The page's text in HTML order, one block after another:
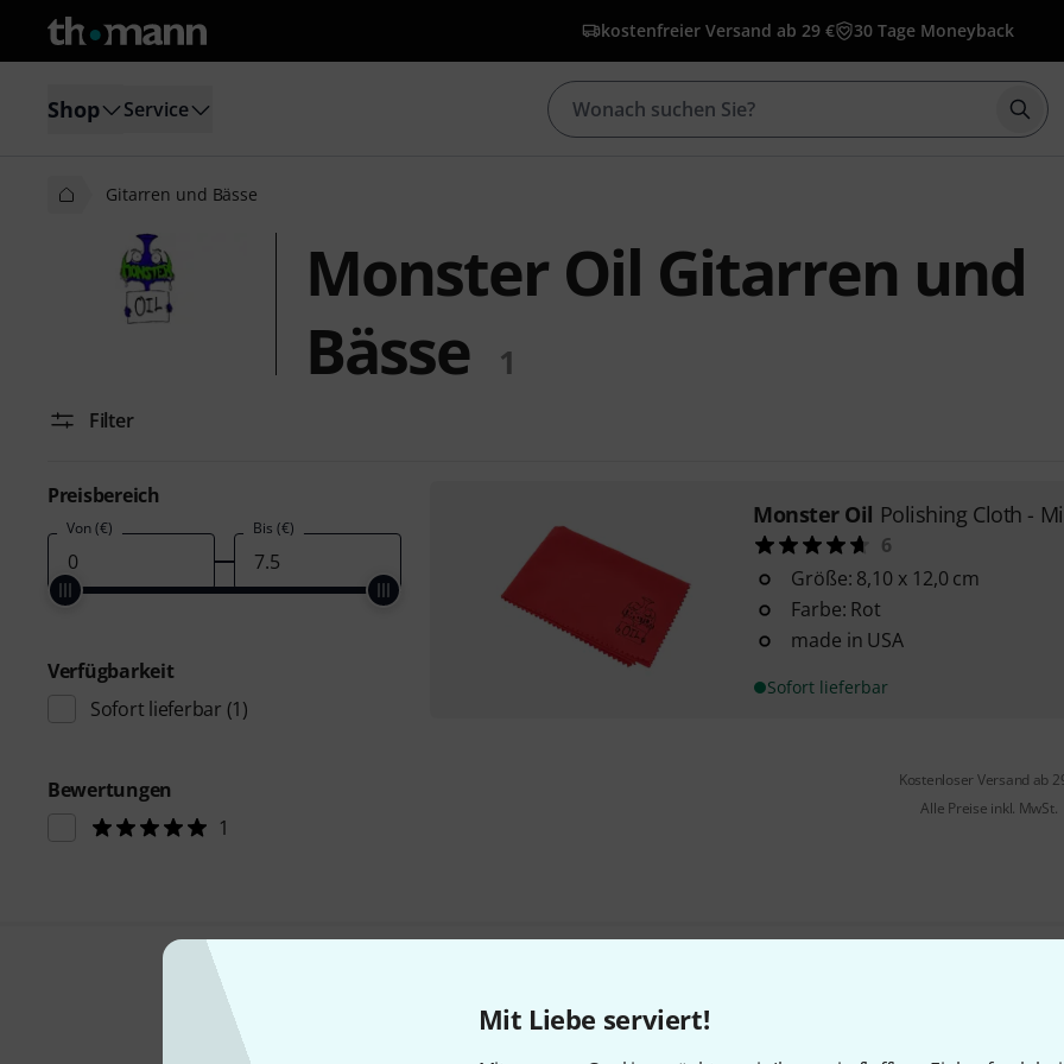
Mit Liebe serviert!
kostenfreier Versand ab 29 € 30 Tage Moneyback
Shop Service
Gitarren und Bässe
Monster Oil Gitarren und
Bässe
1
Filter
Preisbereich
Von (€) Bis (€)
Verfügbarkeit
Sofort lieferbar (1)
Bewertungen
1
Monster Oil Polishing Cloth -
6
Größe: 8,10 x 12,0 cm
Farbe: Rot
made in USA
Sofort lieferbar
Kostenloser Versand ab
Alle Preise inkl. MwSt.